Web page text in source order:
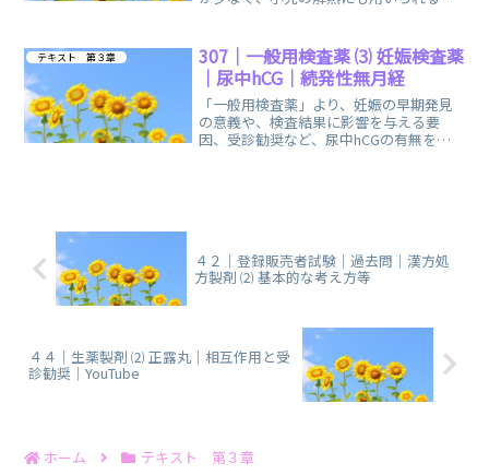
テキスト 第３章
307｜一般用検査薬 ⑶ 妊娠検査薬
｜尿中hCG｜続発性無月経
「一般用検査薬」より、妊娠の早期発見
の意義や、検査結果に影響を与える要
因、受診勧奨など、尿中hCGの有無を調
４２｜登録販売者試験｜過去問｜漢方処
方製剤 ⑵ 基本的な考え方等
４４｜生薬製剤 ⑵ 正露丸｜相互作用と受
診勧奨｜YouTube
ホーム テキスト 第３章